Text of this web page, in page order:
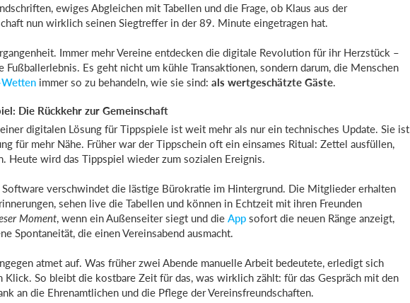
ewiges Abgleichen mit Tabellen und die Frage, ob Klaus aus der
nun wirklich seinen Siegtreffer in der 89. Minute eingetragen hat.
Immer mehr Vereine entdecken die digitale Revolution für ihr Herzstück –
Fußballerlebnis. Es geht nicht um kühle Transaktionen, sondern darum, die Menschen
immer so zu behandeln, wie sie sind: als wertgeschätzte Gäste.
Die Rückkehr zur Gemeinschaft
digitalen Lösung für Tippspiele ist weit mehr als nur ein technisches Update. Sie ist
für mehr Nähe. Früher war der Tippschein oft ein einsames Ritual: Zettel ausfüllen,
Heute wird das Tippspiel wieder zum sozialen Ereignis.
Software verschwindet die lästige Bürokratie im Hintergrund. Die Mitglieder erhalten
sehen live die Tabellen und können in Echtzeit mit ihren Freunden
Moment, wenn ein Außenseiter siegt und die App sofort die neuen Ränge anzeigt,
Spontaneität, die einen Vereinsabend ausmacht.
atmet auf. Was früher zwei Abende manuelle Arbeit bedeutete, erledigt sich
Klick. So bleibt die kostbare Zeit für das, was wirklich zählt: für das Gespräch mit den
an die Ehrenamtlichen und die Pflege der Vereinsfreundschaften.